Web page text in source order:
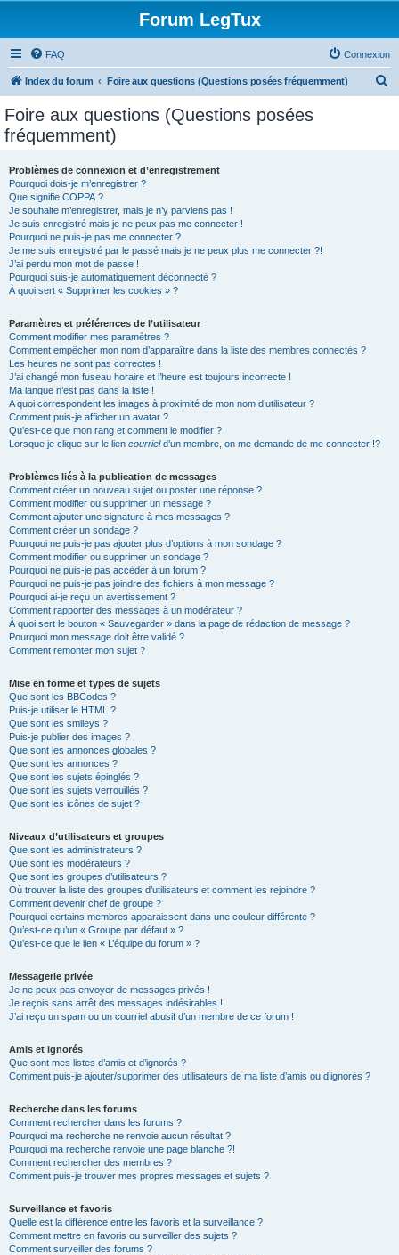
Forum LegTux
FAQ Connexion
Index du forum Foire aux questions (Questions posées fréquemment)
Foire aux questions (Questions posées
fréquemment)
Problèmes de connexion et d’enregistrement
Pourquoi dois-je m’enregistrer ?
Que signifie COPPA ?
Je souhaite m’enregistrer, mais je n’y parviens pas !
Je suis enregistré mais je ne peux pas me connecter !
Pourquoi ne puis-je pas me connecter ?
Je me suis enregistré par le passé mais je ne peux plus me connecter ?!
J’ai perdu mon mot de passe !
Pourquoi suis-je automatiquement déconnecté ?
À quoi sert « Supprimer les cookies » ?
Paramètres et préférences de l’utilisateur
Comment modifier mes paramètres ?
Comment empêcher mon nom d’apparaître dans la liste des membres connectés ?
Les heures ne sont pas correctes !
J’ai changé mon fuseau horaire et l’heure est toujours incorrecte !
Ma langue n’est pas dans la liste !
A quoi correspondent les images à proximité de mon nom d’utilisateur ?
Comment puis-je afficher un avatar ?
Qu’est-ce que mon rang et comment le modifier ?
Lorsque je clique sur le lien courrield’un membre, on me demande de me connecter !?
Problèmes liés à la publication de messages
Comment créer un nouveau sujet ou poster une réponse ?
Comment modifier ou supprimer un message ?
Comment ajouter une signature à mes messages ?
Comment créer un sondage ?
Pourquoi ne puis-je pas ajouter plus d’options à mon sondage ?
Comment modifier ou supprimer un sondage ?
Pourquoi ne puis-je pas accéder à un forum ?
Pourquoi ne puis-je pas joindre des fichiers à mon message ?
Pourquoi ai-je reçu un avertissement ?
Comment rapporter des messages à un modérateur ?
À quoi sert le bouton « Sauvegarder » dans la page de rédaction de message ?
Pourquoi mon message doit être validé ?
Comment remonter mon sujet ?
Mise en forme et types de sujets
Que sont les BBCodes ?
Puis-je utiliser le HTML ?
Que sont les smileys ?
Puis-je publier des images ?
Que sont les annonces globales ?
Que sont les annonces ?
Que sont les sujets épinglés ?
Que sont les sujets verrouillés ?
Que sont les icônes de sujet ?
Niveaux d’utilisateurs et groupes
Que sont les administrateurs ?
Que sont les modérateurs ?
Que sont les groupes d’utilisateurs ?
Où trouver la liste des groupes d’utilisateurs et comment les rejoindre ?
Comment devenir chef de groupe ?
Pourquoi certains membres apparaissent dans une couleur différente ?
Qu’est-ce qu’un « Groupe par défaut » ?
Qu’est-ce que le lien « L’équipe du forum » ?
Messagerie privée
Je ne peux pas envoyer de messages privés !
Je reçois sans arrêt des messages indésirables !
J’ai reçu un spam ou un courriel abusif d’un membre de ce forum !
Amis et ignorés
Que sont mes listes d’amis et d’ignorés ?
Comment puis-je ajouter/supprimer des utilisateurs de ma liste d’amis ou d’ignorés ?
Recherche dans les forums
Comment rechercher dans les forums ?
Pourquoi ma recherche ne renvoie aucun résultat ?
Pourquoi ma recherche renvoie une page blanche ?!
Comment rechercher des membres ?
Comment puis-je trouver mes propres messages et sujets ?
Surveillance et favoris
Quelle est la différence entre les favoris et la surveillance ?
Comment mettre en favoris ou surveiller des sujets ?
Comment surveiller des forums ?